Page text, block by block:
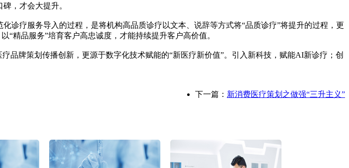
，才会大提升。
诊疗服务导入的过程，是将机构高品质诊疗以文本、说辞等方式将“品质诊疗”将提升的过程，更
“精品服务”培育客户高忠诚度，才能持续提升客户高价值。
品牌策划传播创新，更源于数字化技术赋能的“新医疗新价值”。引入新科技，赋能AI新诊疗；创
下一篇： 新消费医疗策划之做强“三升主义”